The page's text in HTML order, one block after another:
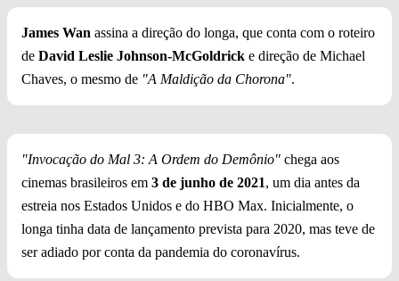
James Wan assina a direção do longa, que conta com o roteiro
de David Leslie Johnson-McGoldrick e direção de Michael
Chaves, o mesmo de "A Maldição da Chorona".
"Invocação do Mal 3: A Ordem do Demônio" chega aos
cinemas brasileiros em 3 de junho de 2021, um dia antes da
estreia nos Estados Unidos e do HBO Max. Inicialmente, o
longa tinha data de lançamento prevista para 2020, mas teve de
ser adiado por conta da pandemia do coronavírus.